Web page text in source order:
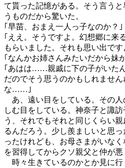
て貰った記憶がある。そう言う
うものだから驚いた。
｢早苗、おまえ一人っ子なのか？｣
｢ええ。そうですよ。幻想郷に来
もらいました。それも思い出です
｢なんかお姉さんみたいだから妹
｢あはは……親戚に下の子がいた
だのでそう思うのかもしれませ
な……｣
あ、遠い目をしている。その人
しむ目をしている。神奈子と諏
う、それでもそれと同じくらい
るんだろう。少し羨ましいと思
ったけれども、お母さまがいな
を習得してからクソ親父と仲が悪
時々生きているのかとか見に行